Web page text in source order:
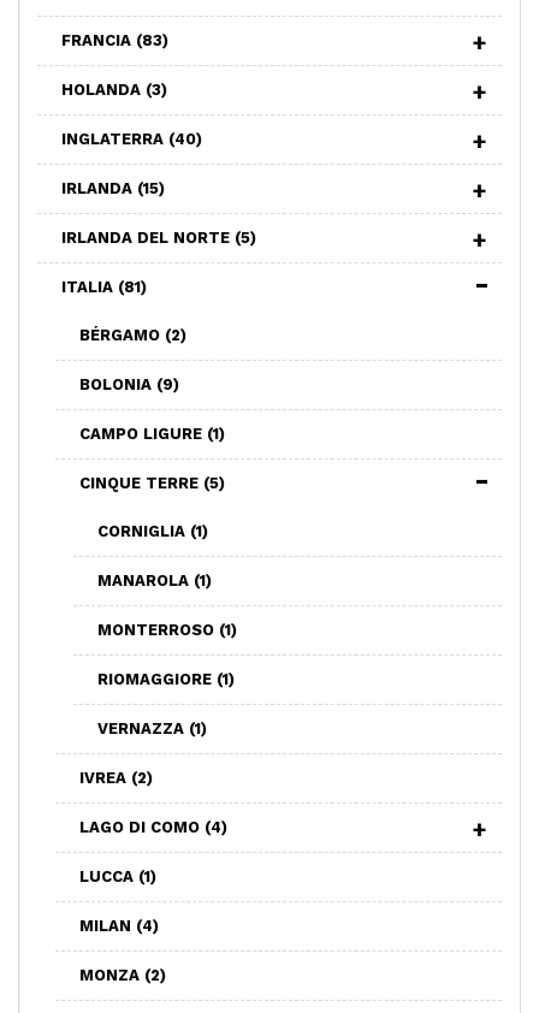
FRANCIA (83)
HOLANDA (3)
INGLATERRA (40)
IRLANDA (15)
IRLANDA DEL NORTE (5)
ITALIA (81)
BÉRGAMO (2)
BOLONIA (9)
CAMPO LIGURE (1)
CINQUE TERRE (5)
CORNIGLIA (1)
MANAROLA (1)
MONTERROSO (1)
RIOMAGGIORE (1)
VERNAZZA (1)
IVREA (2)
LAGO DI COMO (4)
LUCCA (1)
MILAN (4)
MONZA (2)